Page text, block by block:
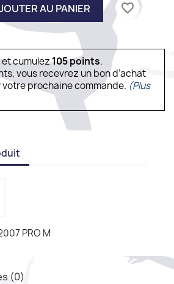
AU PANIER favorite_border
cumulez105points.
vous recevrez un bon d’achat
votre prochaine commande. (Plus
PRO M
(0)